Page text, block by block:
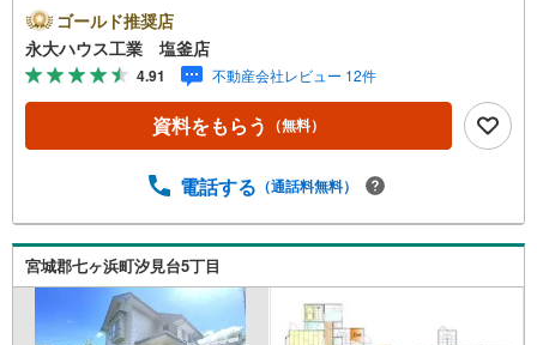
舗で展開中！こちらでは当社の強みを大きく2つに分けてご
紹介！1.＜豊富な不動産知識＞戸建・マンション・土地...
と種別を問わず不動産を取り扱っております。更に教育施
設や商業施設、子育て環境や行政などの地域情報を総合
し、お客様により良い物件選びをして頂けるよう、しっか
りとサポートさせて頂きます。2.＜経験豊富なスタッフ＞
ど住宅に関する様々なご質問はもちろん、ご購入時に気に
て頂きます。各店舗ではキッズスペースも完備！お子様連
れのご家族様で是非お越しください。営業時間:10:00～18:
00（定休日火・水曜日※店舗により変動あり）現地のご案
内も可能ですので、どうぞお気軽にお問い合わせくださ
い！
ゴールド推奨店
永大ハウス工業 塩釜店
4.91 不動産会社レビュー 12件
資料をもらう （無料）
電話する （通話料無料）
宮城郡七ヶ浜町汐見台5丁目